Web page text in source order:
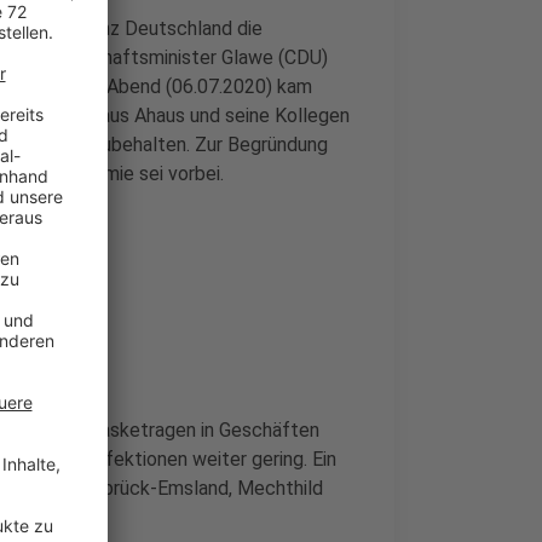
und in ganz Deutschland die
Wirtschaftsminister Glawe (CDU)
Am Abend (06.07.2020) kam
Spahn aus Ahaus und seine Kollegen
beizubehalten. Zur Begründung
die Pandemie sei vorbei.
ob das Masketragen in Geschäften
der Neuinfektionen weiter gering. Ein
Osnabrück-Emsland, Mechthild